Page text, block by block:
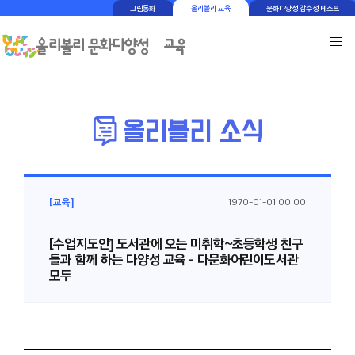
그림동화 올리볼리 교육 문화다양성 감수성 테스트
[교육] 1970-01-01 00:00
[수업지도안] 도서관에 오는 미취학~초등학생 친구
들과 함께 하는 다양성 교육 - 다문화어린이도서관
모두